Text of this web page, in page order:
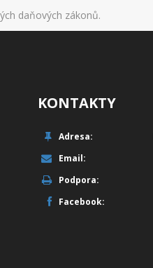
daňových zákonů.
KONTAKTY
Adresa:
Email:
Podpora:
Facebook: